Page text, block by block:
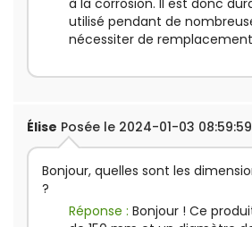
à la corrosion. Il est donc
utilisé pendant de
nécessiter de
Élise Posée le 2024-01-03 08:59:59
Bonjour, quelles sont les
?
Réponse : Bonjour ! Ce